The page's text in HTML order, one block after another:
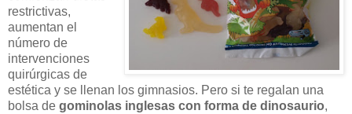
restrictivas,
aumentan el
número de
intervenciones
quirúrgicas de
estética y se llenan los gimnasios. Pero si te regalan una
bolsa de gominolas inglesas con forma de dinosaurio,